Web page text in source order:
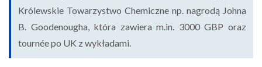
Królewskie Towarzystwo Chemiczne np. nagrodą Johna
B. Goodenougha, która zawiera m.in. 3000 GBP oraz
tournée po UK z wykładami.